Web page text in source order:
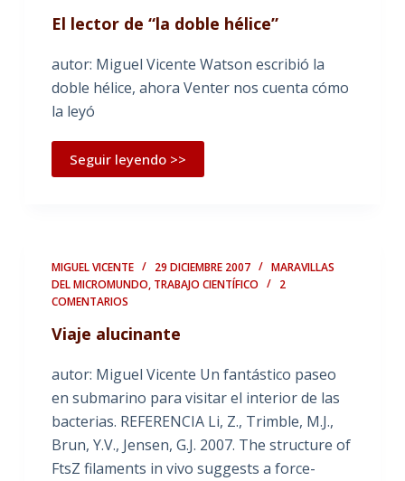
El lector de “la doble hélice”
autor: Miguel Vicente Watson escribió la
doble hélice, ahora Venter nos cuenta cómo
la leyó
Seguir leyendo >>
MIGUEL VICENTE 29 DICIEMBRE 2007
MARAVILLAS
DEL MICROMUNDO, TRABAJO CIENTÍFICO
2
COMENTARIOS
Viaje alucinante
autor: Miguel Vicente Un fantástico paseo
en submarino para visitar el interior de las
bacterias. REFERENCIA Li, Z., Trimble, M.J.,
Brun, Y.V., Jensen, G.J. 2007. The structure of
FtsZ filaments in vivo suggests a force-